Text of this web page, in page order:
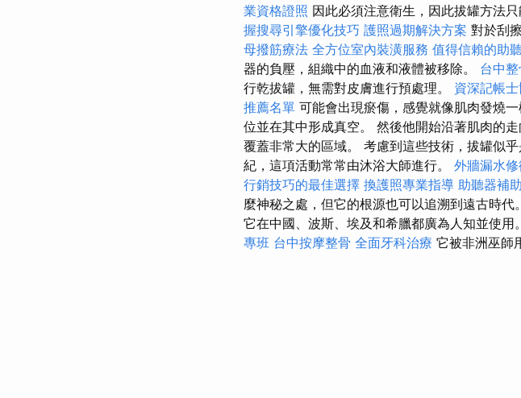
業資格證照 因此必須注意衛生，因此拔罐方法只
握搜尋引擎優化技巧 護照過期解決方案 對於刮
母撥筋療法 全方位室內裝潢服務 值得信賴的助
器的負壓，組織中的血液和液體被移除。 台中
行乾拔罐，無需對皮膚進行預處理。 資深記帳
推薦名單 可能會出現瘀傷，感覺就像肌肉發燒
位並在其中形成真空。 然後他開始沿著肌肉的
覆蓋非常大的區域。 考慮到這些技術，拔罐似
紀，這項活動常常由沐浴大師進行。 外牆漏水
行銷技巧的最佳選擇 換護照專業指導 助聽器補
麼神秘之處，但它的根源也可以追溯到遠古時代
它在中國、波斯、埃及和希臘都廣為人知並使用
專班 台中按摩整骨 全面牙科治療 它被非洲巫師